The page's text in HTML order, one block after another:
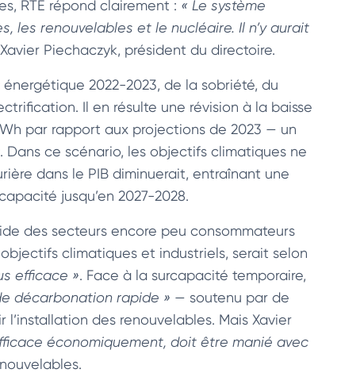
RTE répond clairement : « Le système
les renouvelables et le nucléaire. Il n’y aurait
Piechaczyk, président du directoire.
2022-2023, de la sobriété, du
Il en résulte une révision à la baisse
par rapport aux projections de 2023 — un
. Dans ce scénario, les objectifs climatiques ne
dans le PIB diminuerait, entraînant une
jusqu’en 2027-2028.
des secteurs encore peu consommateurs
climatiques et industriels, serait selon
efficace ». Face à la surcapacité temporaire,
décarbonation rapide » — soutenu par de
des renouvelables. Mais Xavier
économiquement, doit être manié avec